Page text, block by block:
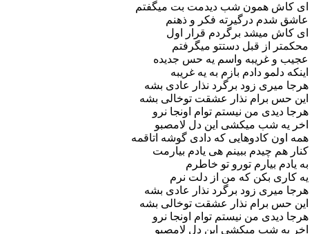
ای کاش همون شب دیدمت بت میگفتم
عاشق شدم درگیرته فکر و ذهنم
ای کاش میشد برگردم قرار اول
محکمتر از قبل دستتو میگرفتم
عجیب و غریبه واسم یه حس جدیده
اینکه دلمو دادم بازم به یه غریبه
هرجا میری زود برگرد نذار عادی بشه
این حس برام نذار عشقت توخالی بشه
هرجا دیدی من نیستم توام اونجا نرو
اخر یه شب میکشی این دل لامصبو
همه اون کادوهایی که دادی گوشه اتاقمه
کنار هم چیدم ببینم هی یادم بیارمت
به یادم بیارم تورو تو خاطرم
یه کاری بکن که من از دلت نرم
هرجا میری زود برگرد نذار عادی بشه
این حس برام نذار عشقت توخالی بشه
هرجا دیدی من نیستم توام اونجا نرو
اخر یه شب میکشی این دل لامصبو